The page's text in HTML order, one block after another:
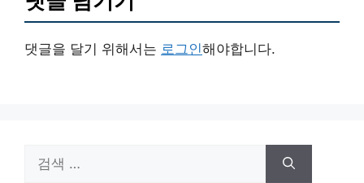
댓글을 달기 위해서는 로그인해야합니다.
색: